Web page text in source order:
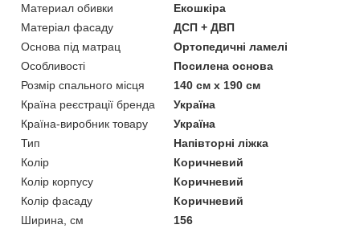
Материал обивки
Екошкіра
Матеріал фасаду
ДСП + ДВП
Основа під матрац
Ортопедичні ламелі
Особливості
Посилена основа
Розмір спального місця
140 см х 190 см
Країна реєстрації бренда
Україна
Країна-виробник товару
Україна
Тип
Напівторні ліжка
Колір
Коричневий
Колір корпусу
Коричневий
Колір фасаду
Коричневий
Ширина, см
156